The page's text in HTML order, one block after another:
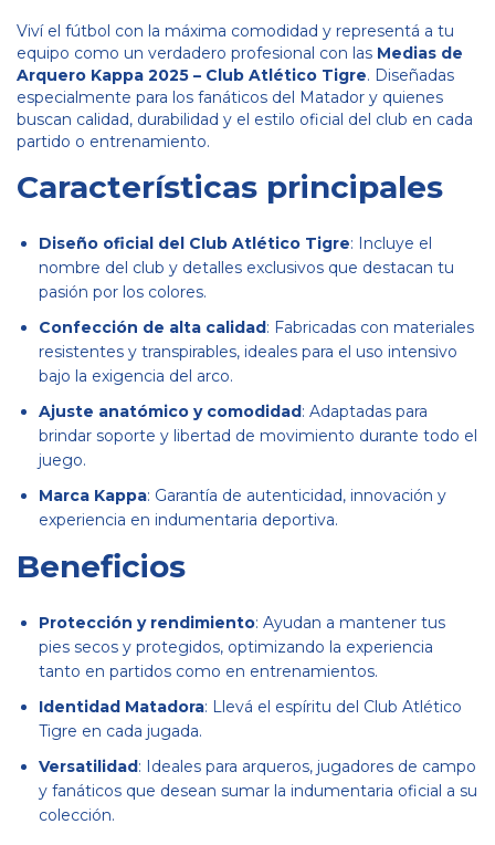
Viví el fútbol con la máxima comodidad y representá a tu
equipo como un verdadero profesional con las Medias de
Arquero Kappa 2025 – Club Atlético Tigre. Diseñadas
especialmente para los fanáticos del Matador y quienes
buscan calidad, durabilidad y el estilo oficial del club en cada
partido o entrenamiento.
Características principales
Diseño oficial del Club Atlético Tigre: Incluye el
nombre del club y detalles exclusivos que destacan tu
pasión por los colores.
Confección de alta calidad: Fabricadas con materiales
resistentes y transpirables, ideales para el uso intensivo
bajo la exigencia del arco.
Ajuste anatómico y comodidad: Adaptadas para
brindar soporte y libertad de movimiento durante todo el
juego.
Marca Kappa: Garantía de autenticidad, innovación y
experiencia en indumentaria deportiva.
Beneficios
Protección y rendimiento: Ayudan a mantener tus
pies secos y protegidos, optimizando la experiencia
tanto en partidos como en entrenamientos.
Identidad Matadora: Llevá el espíritu del Club Atlético
Tigre en cada jugada.
Versatilidad: Ideales para arqueros, jugadores de campo
y fanáticos que desean sumar la indumentaria oficial a su
colección.